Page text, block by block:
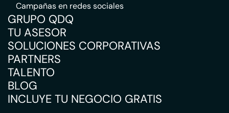
Campañas en redes sociales
GRUPO QDQ
TU ASESOR
SOLUCIONES CORPORATIVAS
PARTNERS
TALENTO
BLOG
INCLUYE TU NEGOCIO GRATIS